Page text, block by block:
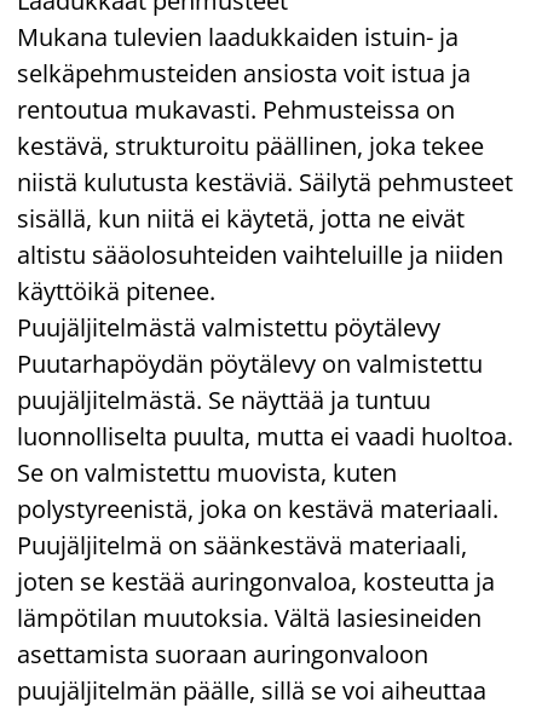
Mukana tulevien laadukkaiden istuin- ja
selkäpehmusteiden ansiosta voit istua ja
rentoutua mukavasti. Pehmusteissa on
kestävä, strukturoitu päällinen, joka tekee
niistä kulutusta kestäviä. Säilytä pehmusteet
sisällä, kun niitä ei käytetä, jotta ne eivät
altistu sääolosuhteiden vaihteluille ja niiden
käyttöikä pitenee.
Puujäljitelmästä valmistettu pöytälevy
Puutarhapöydän pöytälevy on valmistettu
puujäljitelmästä. Se näyttää ja tuntuu
luonnolliselta puulta, mutta ei vaadi huoltoa.
Se on valmistettu muovista, kuten
polystyreenistä, joka on kestävä materiaali.
Puujäljitelmä on säänkestävä materiaali,
joten se kestää auringonvaloa, kosteutta ja
lämpötilan muutoksia. Vältä lasiesineiden
asettamista suoraan auringonvaloon
puujäljitelmän päälle, sillä se voi aiheuttaa